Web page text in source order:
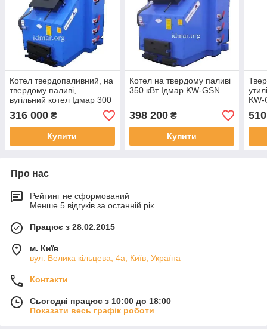
Котел твердопаливний, на
твердому паливі,
вугільний котел Ідмар 300
Квт KW-GSN
316 000 ₴
Купити
Котел на твердому паливі
350 кВт Ідмар KW-GSN
398 200₴
Купити
KW-
Про нас
Рейтинг не сформований
Менше 5 відгуків за останній рік
Працює з 28.02.2015
м. Київ
вул. Велика кільцева, 4а, Київ, Україна
Контакти
Сьогодні працює з 10:00 до 18:00
Показати весь графік роботи